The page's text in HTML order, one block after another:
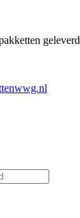
geleverd